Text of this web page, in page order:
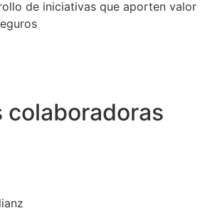
de iniciativas que aporten valor
colaboradoras